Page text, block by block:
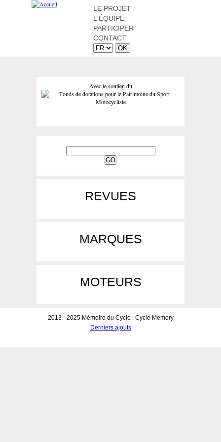
LE PROJET
L'ÉQUIPE
PARTICIPER
CONTACT
Avec le soutien du
REVUES
MARQUES
MOTEURS
2013 - 2025 Mémoire du Cycle | Cycle Memory
Derniers ajouts